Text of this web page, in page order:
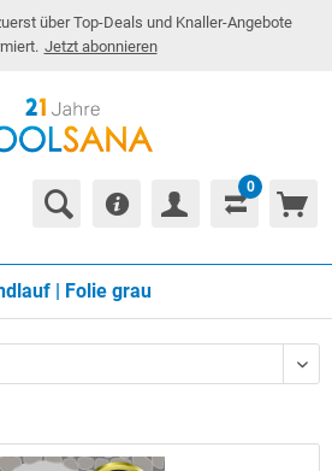
über Top-Deals und Knaller-Angebote
Jetzt abonnieren
0
| Folie grau